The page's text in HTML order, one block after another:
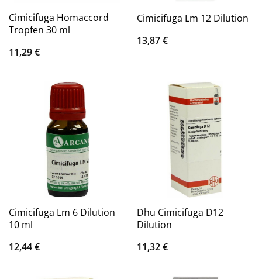
Cimicifuga Homaccord
Tropfen 30 ml
11,29€
Cimicifuga Lm 12 Dilution
13,87€
Cimicifuga Lm 6 Dilution
10 ml
12,44€
Dhu Cimicifuga D12
Dilution
11,32€